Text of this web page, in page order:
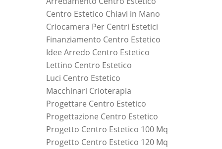
Centro Estetico Chiavi in Mano
Criocamera Per Centri Estetici
Finanziamento Centro Estetico
Idee Arredo Centro Estetico
Lettino Centro Estetico
Luci Centro Estetico
Macchinari Crioterapia
Progettare Centro Estetico
Progettazione Centro Estetico
Progetto Centro Estetico 100 Mq
Progetto Centro Estetico 120 Mq